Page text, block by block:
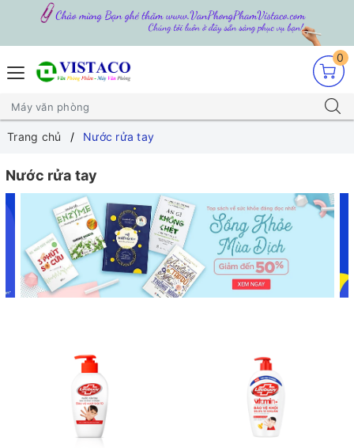
0
Trang chủ Nước rửa tay
Nước rửa tay